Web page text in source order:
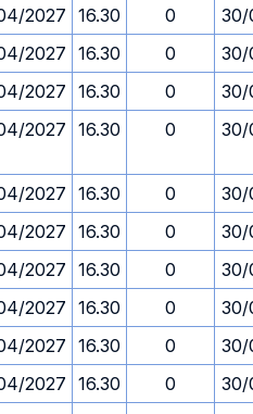
2027 16.30 0
30/
2027 16.30 0
30/
2027 16.30 0
30/
2027 16.30 0 30/
2027 16.30 0
30/
2027 16.30 0
30/
2027 16.30 0
30/
2027 16.30 0
30/
2027 16.30 0
30/
2027 16.30 0
30/